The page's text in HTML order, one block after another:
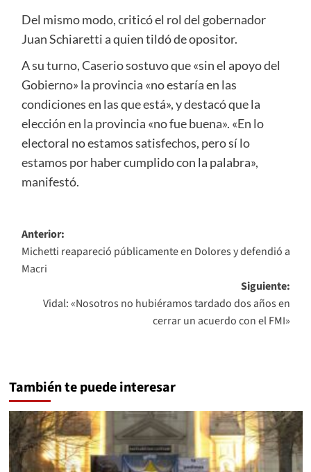
Del mismo modo, criticó el rol del gobernador
Juan Schiaretti a quien tildó de opositor.
A su turno, Caserio sostuvo que «sin el apoyo del
Gobierno» la provincia «no estaría en las
condiciones en las que está», y destacó que la
elección en la provincia «no fue buena». «En lo
electoral no estamos satisfechos, pero sí lo
estamos por haber cumplido con la palabra»,
manifestó.
Navegación
de
entradas
Anterior:
Michetti reapareció públicamente en Dolores y defendió a
Macri
Siguiente:
Vidal: «Nosotros no hubiéramos tardado dos años en
cerrar un acuerdo con el FMI»
También te puede interesar